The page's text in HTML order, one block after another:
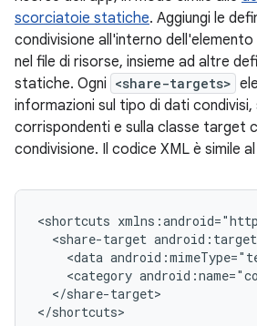
scorciatoie statiche. Aggiungi le
condivisione all'interno
nel file di risorse, insieme ad altre
statiche. Ogni <share-targets>
informazioni sul tipo di dati
corrispondenti e sulla classe target
condivisione. Il codice XML è simile
<shortcuts
<share-target
<data
<category
</share-target>
</shortcuts>